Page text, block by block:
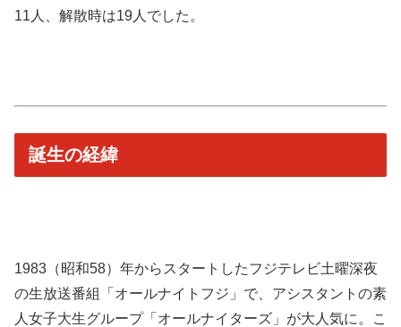
11人、解散時は19人でした。
誕生の経緯
1983（昭和58）年からスタートしたフジテレビ土曜深夜
の生放送番組「オールナイトフジ」で、アシスタントの素
人女子大生グループ「オールナイターズ」が大人気に。こ